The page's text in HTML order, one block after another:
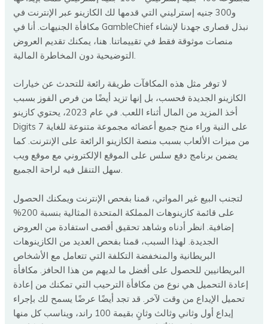
و300 جنيه إسترليني التي قدمها لك الكازينو عبر الإنترنت في
مكافأة الجنيهات. أنا في GambleChief نبذل قصارى جهدنا لإنشاء
منصات موثوقة فقط في تقييماتنا. هنا، يمكنك تقديم العروض
التوضيحية دون المخاطرة المالية.
لا توفر مثل هذه المكافآت طريقة رائعة للتحدث عن خيارات
الكازينو الجديدة فحسب، بل إنها تزيد أيضًا من فرص الفوز بسبب
أخذ المزيد من المال أثناء اللعب. في عام 2023، يحتوي كازينو
Digits 7 على النية وراء منح جميع أعضائه مجموعة متنوعة للغاية
من ميزات الألعاب بسبب منصة الكازينو الرائعة على الإنترنت. كما
يضمن برنامج دفع سلس على الموقع الإلكتروني مع موقع ويب
سهل التنقل فيه لراحة الجميع.
لتجنب البيع غير المواتي، قمنا بفحص الإنترنت ويمكنك الحصول
على قائمة كازينوهات المملكة المتحدة المثالية بنسبة 200%
إضافية. انظر أدناه وشاهد تحقيق أقصى استفادة من العروض
الجديدة. لهذا السبب، قمنا بفحص العديد من الكازينوهات
البريطانية والمنخفضة التكلفة التي تتعامل مع الأشخاص
البريطانيين للحصول على أفضل ما لديهم من هذا الحافز. مكافأة
إعادة التحميل هي نوع من مكافأة الترحيب التي تمكنك من إعادة
تحميل الإيداع من وقت لآخر. قد تجد أيضًا عرضًا يسمح لك بإجراء
إيداع أول وثاني وثالث وثانٍ بقيمة 100 راند، ويناسب كل منها